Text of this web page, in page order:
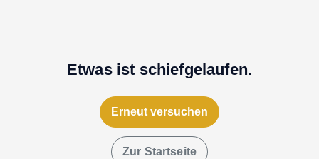
Etwas ist schiefgelaufen.
Erneut versuchen
Zur Startseite